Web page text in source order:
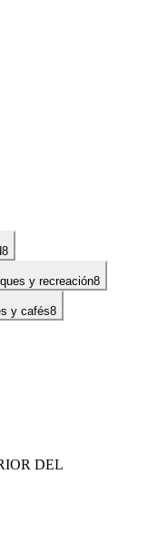
8
y recreación8
y cafés8
DEL